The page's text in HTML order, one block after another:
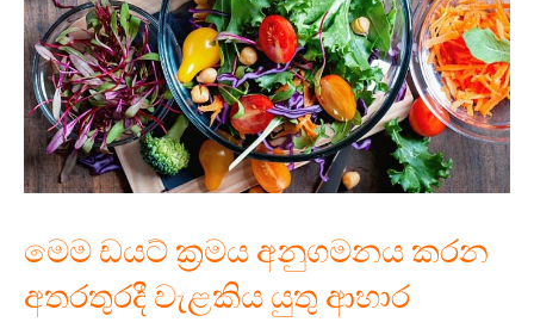
මෙම ඩයට් ක්‍රමය අනුගමනය කරන
අතරතුරදී වැළකිය යුතු ආහාර